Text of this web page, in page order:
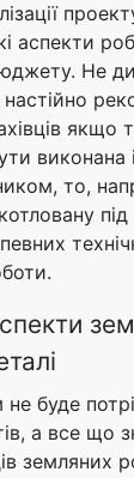
аспекти
Не
якщо
виконана
то,
буде
а все що
земляних